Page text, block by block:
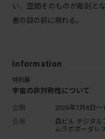
い、空間そのものが彫刻と
者の目の前に現れる。
Information
特別展
宇宙の非対称性について
会期
2026年7月8日～
会場
森ビル デジタル
ムラボボーダレ